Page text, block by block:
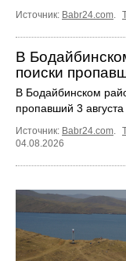
Источник: Babr24.com.
В
поиски
В Бодайбинском
пропавший 3
Источник: Babr24.com.
04.08.2026